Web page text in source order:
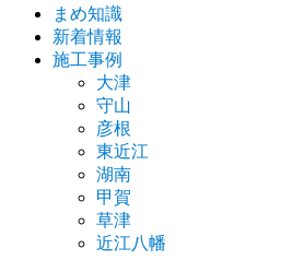
まめ知識
新着情報
施工事例
大津
守山
彦根
東近江
湖南
甲賀
草津
近江八幡